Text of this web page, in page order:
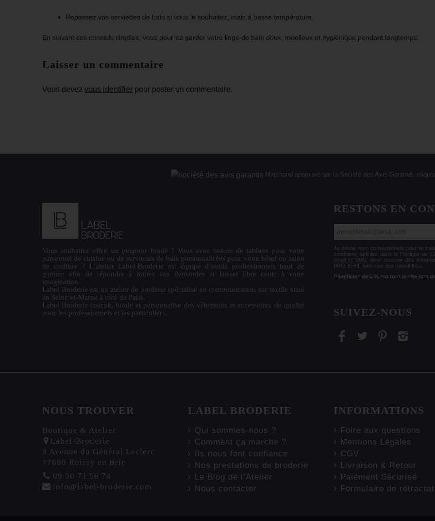
Repassez vos serviettes de bain si vous le souhaitez, mais à basse température.
En suivant ces conseils simples, vous pourrez garder votre linge de bain doux, moelleux et hygiénique pendant longtemps.
Laisser un commentaire
Vous devez vous identifier pour poster un commentaire.
Marchand approuvé par la Société des Avis Garantis,
Vous souhaitez offrir un peignoir brodé ? Vous avez besoin de tabliers pour votre
personnel de cuisine ou de serviettes de bain personnalisées pour votre hôtel ou salon
de coiffure ? L’atelier Label-Broderie est équipé d’outils professionnels haut de
gamme afin de répondre à toutes vos demandes et laisser libre court à votre
imagination.
Label Broderie est un atelier de broderie spécialisé en communication sur textile situé
en Seine-et-Marne à côté de Paris.
Label Broderie fournit, brode et personnalise des vêtements et accessoires de qualité
pour les professionnels et les particuliers.
RESTONS EN
Je donne mon consentement pour le
conditions définies dans la Politique de
email et SMS, pour recevoir des
BRODERIE ainsi que des newsletters.
Bénéficiez de 5 % sur tout le site lors
SUIVEZ-NOUS
NOUS TROUVER
Boutique & Atelier
Label-Broderie
8 Avenue du Général Leclerc
77680 Roissy en Brie
09 50 71 56 74
info@label-broderie.com
LABEL BRODERIE
Qui sommes-nous ?
Comment ça marche ?
Ils nous font confiance
Nos prestations de broderie
Le Blog de l’Atelier
Nous contacter
INFORMATIONS
Foire aux questions
Mentions Légales
CGV
Livraison & Retour
Paiement Sécurisé
Formulaire de